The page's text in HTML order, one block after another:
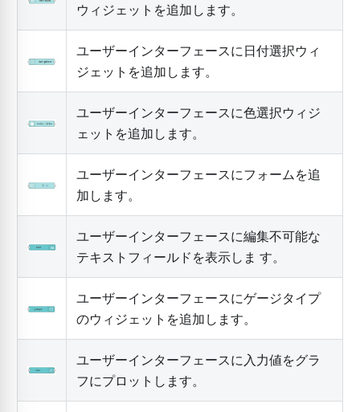
ウィジェットを追加します。
ユーザーインターフェースに日付選択ウィ
ジェットを追加します。
ユーザーインターフェースに色選択ウィジ
ェットを追加します。
ユーザーインターフェースにフォームを追
加します。
ユーザーインターフェースに編集不可能な
テキストフィールドを表示しま す。
ユーザーインターフェースにゲージタイプ
のウィジェットを追加します。
ユーザーインターフェースに入力値をグラ
フにプロットします。